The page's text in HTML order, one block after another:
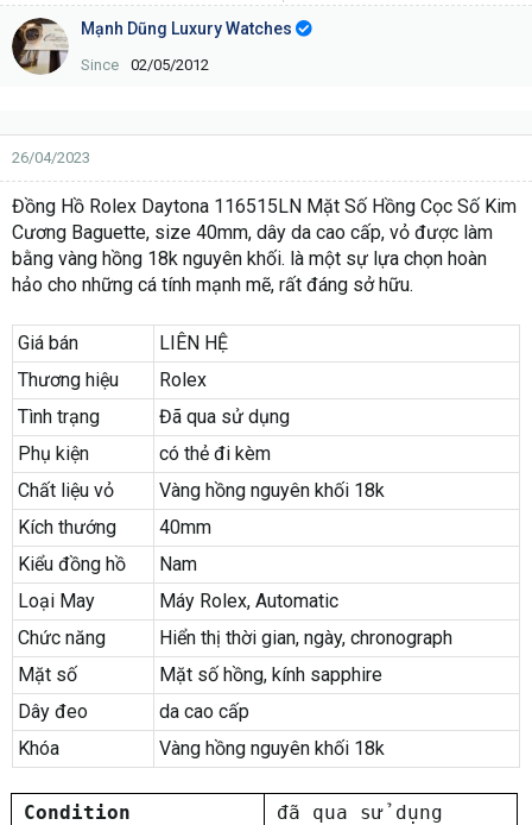
Mạnh Dũng Luxury Watches
Since 02/05/2012
26/04/2023
Đồng Hồ Rolex Daytona 116515LN Mặt Số Hồng Cọc Số Kim
Cương Baguette, size 40mm, dây da cao cấp, vỏ được làm
bằng vàng hồng 18k nguyên khối. là một sự lựa chọn hoàn
hảo cho những cá tính mạnh mẽ, rất đáng sở hữu.
Giá bán
LIÊN HỆ
Thương hiệu
Rolex
Tình trạng
Đã qua sử dụng
Phụ kiện
có thẻ đi kèm
Chất liệu vỏ
Vàng hồng nguyên khối 18k
Kích thướng
40mm
Kiểu đồng hồ
Nam
Loại May
Máy Rolex, Automatic
Chức năng
Hiển thị thời gian, ngày, chronograph
Mặt số
Mặt số hồng, kính sapphire
Dây đeo
da cao cấp
Khóa
Vàng hồng nguyên khối 18k
Condition
đã qua sử dụng